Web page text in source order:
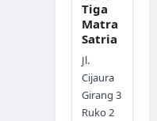
Tiga
Matra
Satria
Jl.
Cijaura
Girang 3
Ruko 2